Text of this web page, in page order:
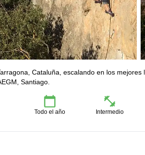
Cataluña, escalando en los
Santiago.
Todo el año Intermedio